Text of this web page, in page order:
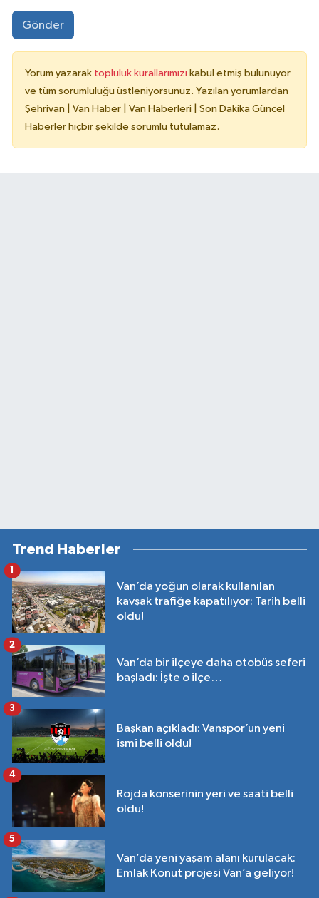
Gönder
Yorum yazarak topluluk kurallarımızı kabul etmiş bulunuyor
ve tüm sorumluluğu üstleniyorsunuz. Yazılan yorumlardan
Şehrivan | Van Haber | Van Haberleri | Son Dakika Güncel
Haberler hiçbir şekilde sorumlu tutulamaz.
Trend Haberler
Van’da yoğun olarak kullanılan
kavşak trafiğe kapatılıyor: Tarih belli
oldu!
Van’da bir ilçeye daha otobüs seferi
başladı: İşte o ilçe…
2
Başkan açıkladı: Vanspor’un yeni
ismi belli oldu!
3
Rojda konserinin yeri ve saati belli
oldu!
4
Van’da yeni yaşam alanı kurulacak:
Emlak Konut projesi Van’a geliyor!
5